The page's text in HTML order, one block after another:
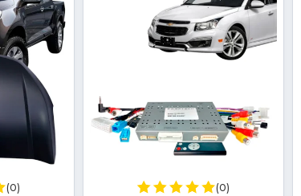
(0) (0)